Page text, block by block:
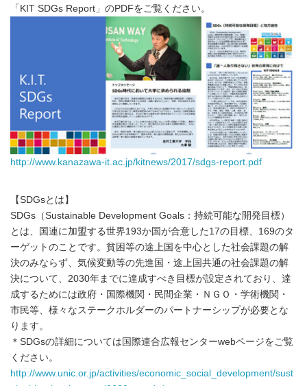
「KIT SDGs Report」のPDFをご覧ください。
http://www.kanazawa-it.ac.jp/kitnews/2017/sdgs-report.pdf
【SDGsとは】
SDGs（Sustainable Development Goals：持続可能な開発目標）
とは、国連に加盟する世界193か国が合意した17の目標、169のタ
ーゲットのことです。貧困等の途上国を中心とした社会課題の解
決のみならず、気候変動等の先進国・途上国共通の社会課題の解
決について、2030年までに達成すべき目標が設定されており、達
成するためには政府・国際機関・民間企業・ＮＧＯ・学術機関・
市民等、様々なステークホルダーのパートナーシップが必要とな
ります。
＊SDGsの詳細については国際連合広報センターwebページをご覧
ください。
http://www.unic.or.jp/activities/economic_social_development/sust